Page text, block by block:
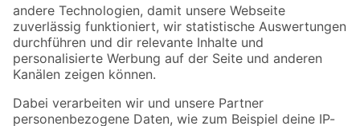
Zur Newsletter Anmeldung
Folge uns